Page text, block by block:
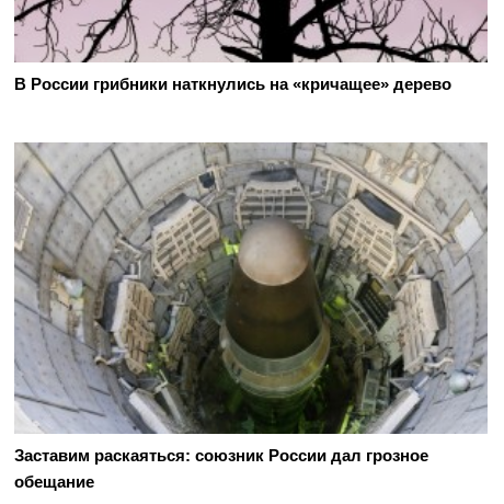
В России грибники наткнулись на «кричащее» дерево
Заставим раскаяться: союзник России дал грозное
обещание